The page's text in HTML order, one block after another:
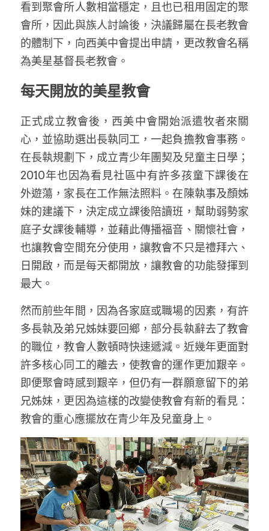
看到聚會所人數相當穩定，且也已租用固定的聚
會所，因此與族人討論後，決議歸屬在長老教會
的體制下，向西美中會提出申請，更改教會名稱
為美星基督長老教會。
每天開放的美星教會
正式成立教會後，西美中會開始派遣牧者來關
心，並協助選出長執同工，一起負擔教會事務。
在長執規劃下，成立青少年團契及兒童主日學；
2010年也因為看見社區中有許多孩童下課後在
外遊蕩，家長在工作無法照料。在陳執事及顏姊
妹的建議下，決定成立課後陪讀班，幫助弱勢家
庭子女課後輔導，並藉此傳播福音、關懷社會，
也讓教會空間充分使用，讓教會不只是禮拜六、
日開啟，而是每天都開放，讓教會的功能發揮到
最大。
然而前些年間，因為各家庭或職場的因素，有許
多長執及弟兄姊妹要回鄉，部分長執辭去了教會
的職位，教會人數頓時快速遞減。近幾年更面對
許多核心同工的離去，使教會的運作更加艱辛。
即便聚會時感到艱辛，但仍有一群願意留下的弟
兄姊妹，更因為這樣的改變使教會有新的看見：
教會的重心應擺放在青少年及兒童身上。